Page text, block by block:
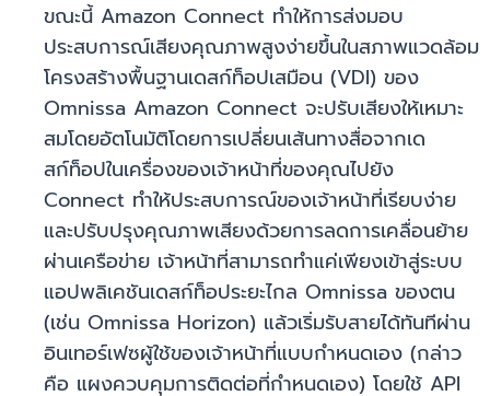
ขณะนี้ Amazon Connect ทำให้การส่งมอบ
ประสบการณ์เสียงคุณภาพสูงง่ายขึ้นในสภาพแวดล้อม
โครงสร้างพื้นฐานเดสก์ท็อปเสมือน (VDI) ของ
Omnissa Amazon Connect จะปรับเสียงให้เหมาะ
สมโดยอัตโนมัติโดยการเปลี่ยนเส้นทางสื่อจากเด
สก์ท็อปในเครื่องของเจ้าหน้าที่ของคุณไปยัง
Connect ทำให้ประสบการณ์ของเจ้าหน้าที่เรียบง่าย
และปรับปรุงคุณภาพเสียงด้วยการลดการเคลื่อนย้าย
ผ่านเครือข่าย เจ้าหน้าที่สามารถทำแค่เพียงเข้าสู่ระบบ
แอปพลิเคชันเดสก์ท็อประยะไกล Omnissa ของตน
(เช่น Omnissa Horizon) แล้วเริ่มรับสายได้ทันทีผ่าน
อินเทอร์เฟซผู้ใช้ของเจ้าหน้าที่แบบกำหนดเอง (กล่าว
คือ แผงควบคุมการติดต่อที่กำหนดเอง) โดยใช้ API